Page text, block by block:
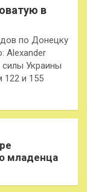
в
по Донецку
Alexander
Украины
122 и 155
младенца